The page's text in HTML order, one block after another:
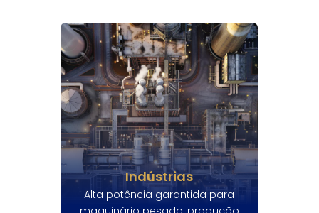
Indústrias
Alta potência garantida para